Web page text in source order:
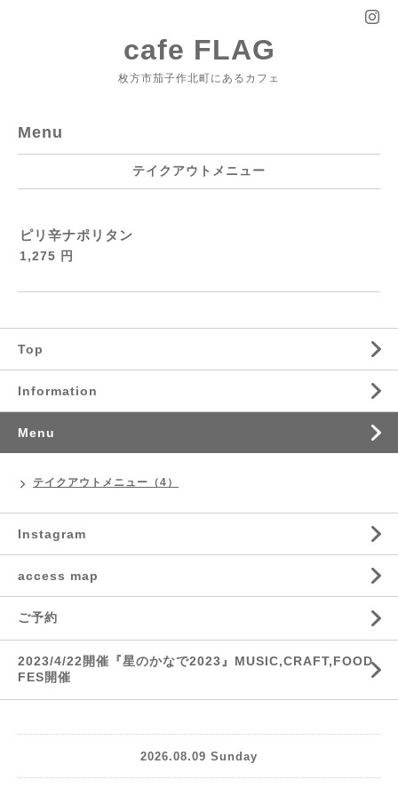
cafe FLAG
枚方市茄子作北町にあるカフェ
Menu
テイクアウトメニュー
ピリ辛ナポリタン
1,275 円
Top
Information
Menu
テイクアウトメニュー（4）
Instagram
access map
ご予約
2023/4/22開催『星のかなで2023』MUSIC,CRAFT,FOOD
FES開催
2026.08.09 Sunday